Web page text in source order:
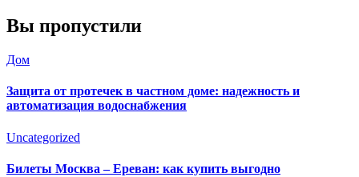
Вы пропустили
Дом
Защита от протечек в частном доме: надежность и
автоматизация водоснабжения
Uncategorized
Билеты Москва – Ереван: как купить выгодно